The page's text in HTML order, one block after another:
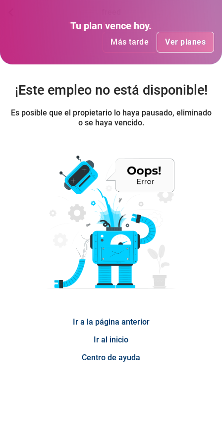
Tu plan ha vencido.
Más tarde Ver planes
Tu plan vence hoy.
Más tarde Ver planes
¡Este empleo no está disponible!
Es posible que el propietario lo haya pausado, eliminado
o se haya vencido.
Ir a la página anterior
Ir al inicio
Centro de ayuda